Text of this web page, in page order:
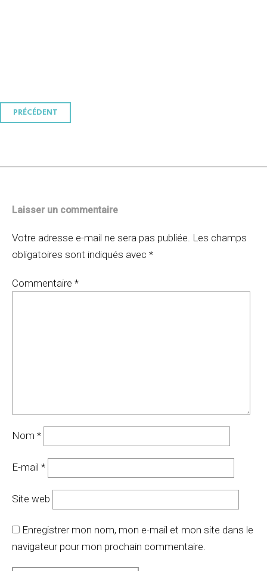
Navigation
PRÉCÉDENT
Laisser un commentaire
Votre adresse e-mail ne sera pas publiée. Les champs
obligatoires sont indiqués avec *
Commentaire *
Nom *
E-mail *
Site web
Enregistrer mon nom, mon e-mail et mon site dans le
navigateur pour mon prochain commentaire.